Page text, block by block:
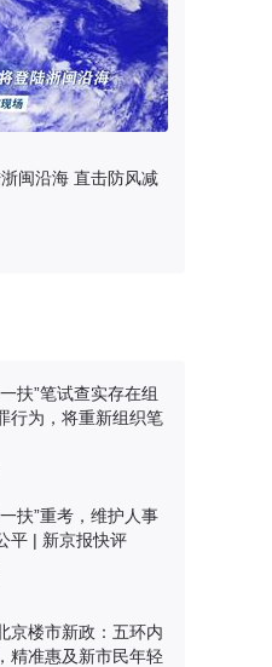
闽沿海 直击防风减
扶”笔试查实存在组
行为，将重新组织笔
扶”重考，维护人事
平 | 新京报快评
京楼市新政：五环内
精准惠及新市民年轻